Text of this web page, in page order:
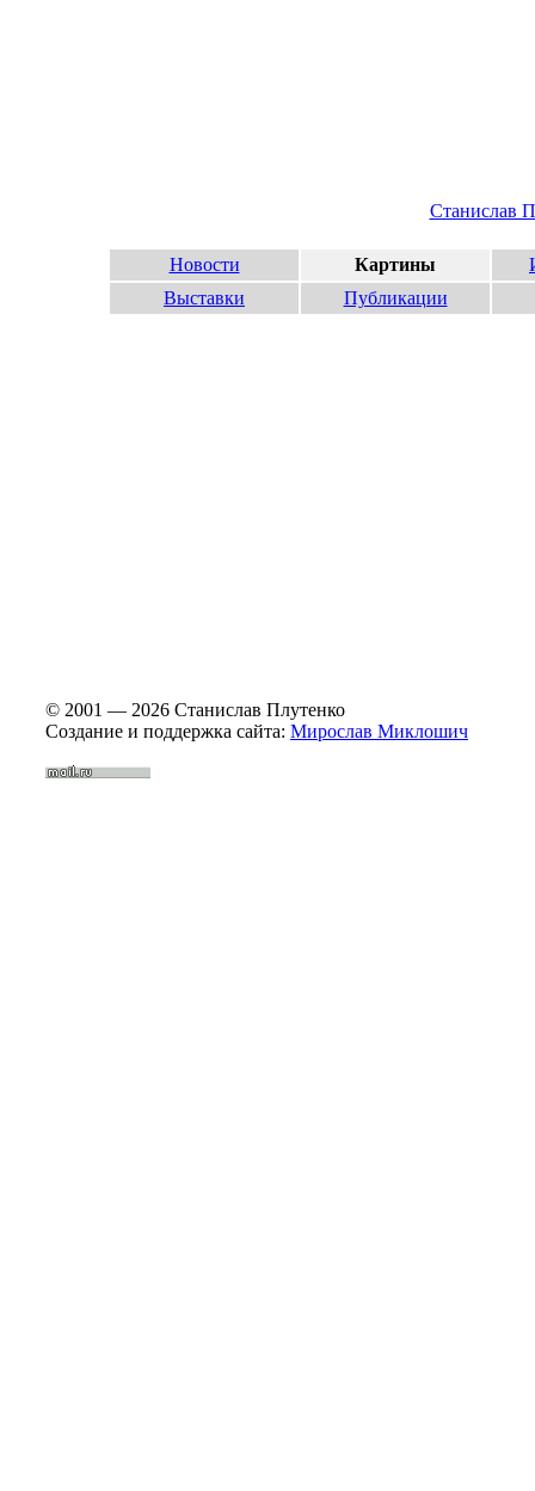
Станислав
Новости Картины
Выставки
Публикации
© 2001 — 2026 Станислав Плутенко
Создание и поддержка сайта: Мирослав Миклошич